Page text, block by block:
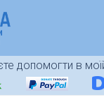
допомогти в